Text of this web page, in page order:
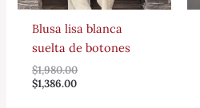
Blusa lisa blanca
suelta de botones
$1,980.00
$1,386.00